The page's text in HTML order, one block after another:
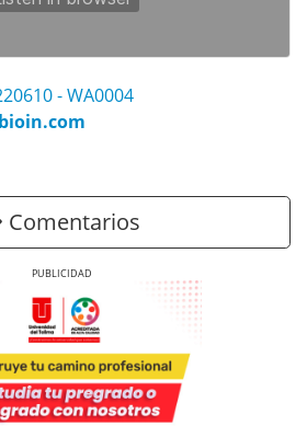
- WA0004
Comentarios